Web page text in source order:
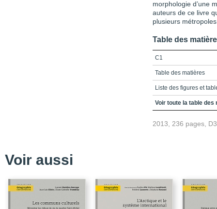
morphologie d’une
auteurs de ce livre
plusieurs
Table des
C1
Table des matières
Liste des figures et
Introduction : Les
Bibliographie
Partie 1 - Réflexions
urbaines
Voir toute la table des
2013, 236 pages,
Voir aussi